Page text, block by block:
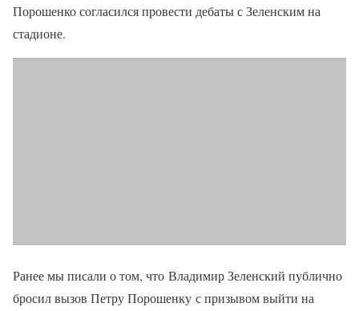
Порошенко согласился провести дебаты с Зеленским на
стадионе.
Ранее мы писали о том, что Владимир Зеленский публично
бросил вызов Петру Порошенку с призывом выйти на